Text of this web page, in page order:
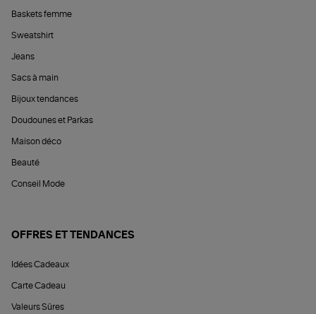
Baskets femme
Sweatshirt
Jeans
Sacs à main
Bijoux tendances
Doudounes et Parkas
Maison déco
Beauté
Conseil Mode
OFFRES ET TENDANCES
Idées Cadeaux
Carte Cadeau
Valeurs Sûres